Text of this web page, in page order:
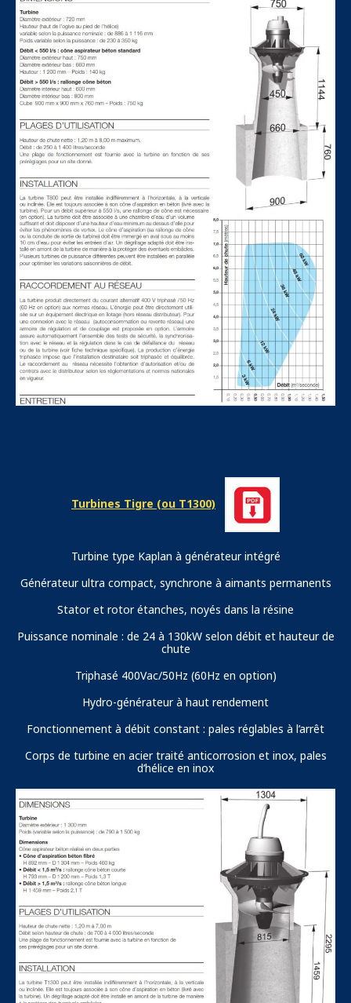
Turbines Tigre (ou T1300)
Turbine type Kaplan à générateur intégré
Générateur ultra compact, synchrone à aimants permanents
Stator et rotor étanches, noyés dans la résine
Puissance nominale : de 24 à 130kW selon débit et hauteur de
chute
Triphasé 400Vac/50Hz (60Hz en option)
Hydro-générateur à haut rendement
Fonctionnement à débit constant : pales réglables à l’arrêt
Corps de turbine en acier traité anticorrosion et inox, pales
d’hélice en inox